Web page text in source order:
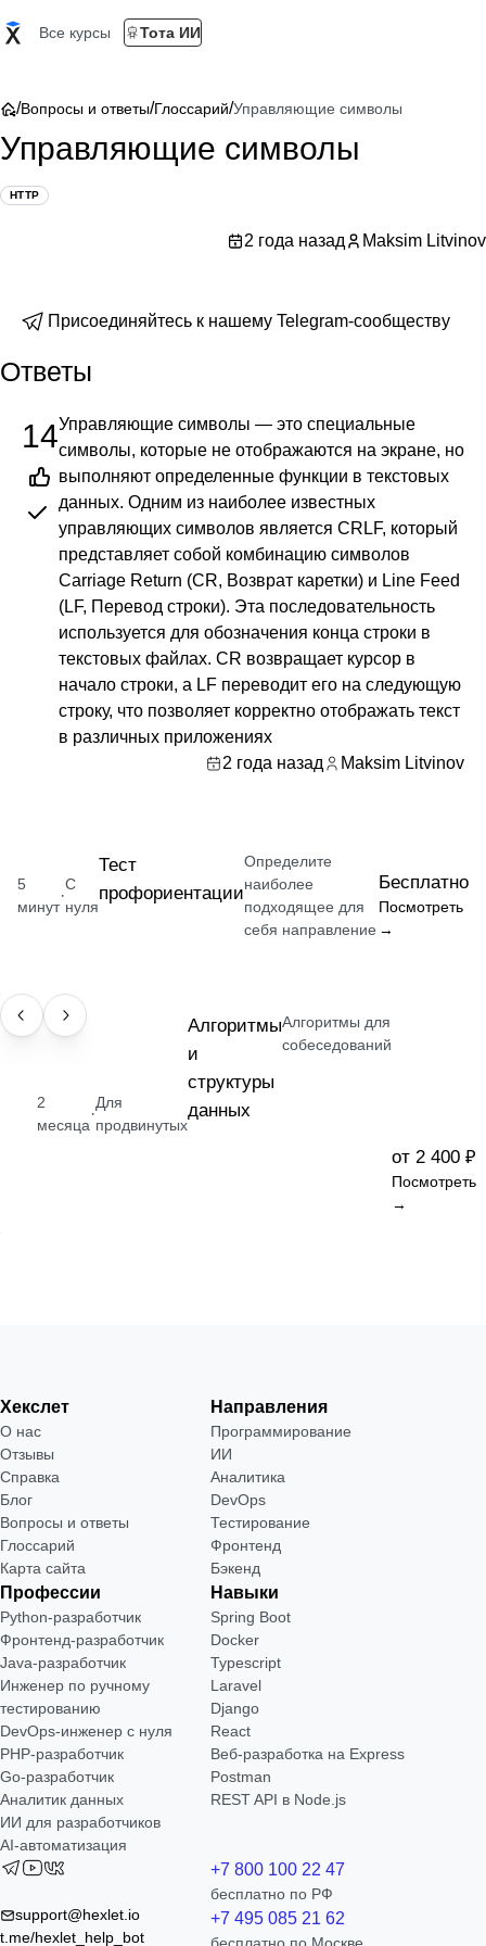
Все курсы Тота ИИ
/Вопросы и ответы/Глоссарий/Управляющие символы
Управляющие символы
HTTP
2 года назад Maksim Litvinov
Присоединяйтесь к нашему Telegram-сообществу
Ответы
14Управляющие символы — это специальные
символы, которые не отображаются на экране, но
выполняют определенные функции в текстовых
данных. Одним из наиболее известных
управляющих символов является CRLF, который
представляет собой комбинацию символов
Carriage Return (CR, Возврат каретки) и Line Feed
(LF, Перевод строки). Эта последовательность
используется для обозначения конца строки в
текстовых файлах. CR возвращает курсор в
начало строки, а LF переводит его на следующую
строку, что позволяет корректно отображать текст
в различных приложениях
2 года назад
Maksim Litvinov
5
минут
·
С
нуля
Тест
профориентации
Определите
наиболее
подходящее для
себя направление
Бесплатно
Посмотреть
→
НАВЫК
2
месяца
·
Для
продвинутых
Алгоритмы
и
структуры
данных
Алгоритмы для
собеседований
от 2 400 ₽
Посмотреть
→
Хекслет
О нас
Отзывы
Справка
Блог
Вопросы и ответы
Глоссарий
Карта сайта
Направления
Программирование
ИИ
Аналитика
DevOps
Тестирование
Фронтенд
Бэкенд
Профессии
Python-разработчик
Фронтенд-разработчик
Java-разработчик
Инженер по ручному
тестированию
DevOps-инженер с нуля
РНР-разработчик
Go-разработчик
Аналитик данных
ИИ для разработчиков
AI-автоматизация
Навыки
Spring Boot
Docker
Typescript
Laravel
Django
React
Веб-разработка на Express
Postman
REST API в Node.js
support@hexlet.io
t.me/hexlet_help_bot
+7 800 100 22 47
бесплатно по РФ
+7 495 085 21 62